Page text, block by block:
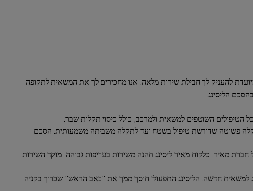
להעניק לך חבילת שירות מלאה. אנו מחכירים לך את המשאית לתקופה
הליסינג.
הטיפולים השוטפים למשאית ולמרכב, כולל כיסוי תקלות שבר.
פשוטה שדורשת טיפול בשטח ועד לתקלה משביתה משמעותית. הסכם
מאיר. כלקוח מאיר ליסינג תהנה משירות בעדיפות גבוהה. מוקד השירות
למשאית חדשה. הליסינג התפעולי חוסך ממך את "כאב הראש" שכרוך בקניה